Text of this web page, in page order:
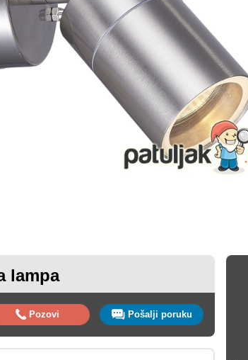
lampa
Pozovi Pošalji poruku